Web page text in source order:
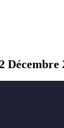
Décembre